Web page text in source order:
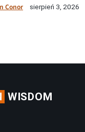
Conor sierpień 3, 2026
WISDOM